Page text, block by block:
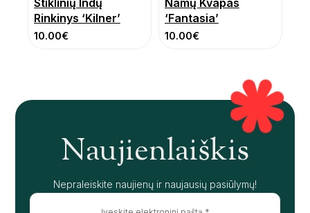
Rinkinys ‘Kilner’
10.00€
‘Fantasia’
10.00€
Naujienlaiškis
Nepraleiskite naujienų ir naujausių pasiūlymų!